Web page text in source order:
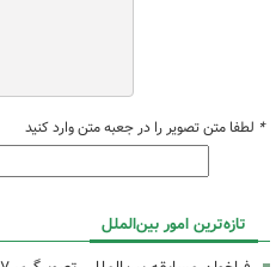
* لطفا متن تصویر را در جعبه متن وارد کنید
تازه‌ترین امور بین‌الملل